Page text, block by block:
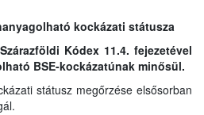
kockázati státusza
Kódex 11.4. fejezetével
BSE-kockázatúnak minősül.
státusz megőrzése elsősorban